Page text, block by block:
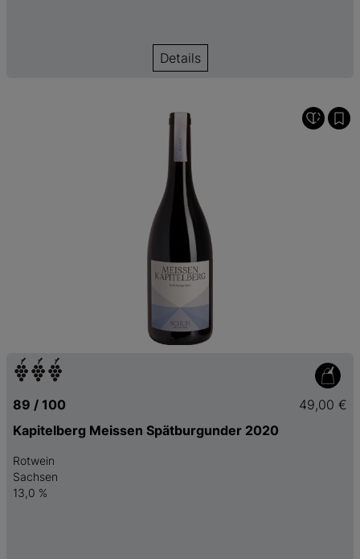
Details
89 / 100
49,00 €
Kapitelberg Meissen Spätburgunder 2020
Rotwein
Sachsen
13,0 %